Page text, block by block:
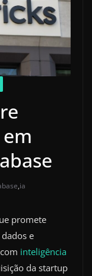
,ia
promete
e
inteligência
da startup